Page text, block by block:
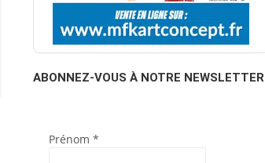
ABONNEZ-VOUS À NOTRE NEWSLETTER
Prénom *